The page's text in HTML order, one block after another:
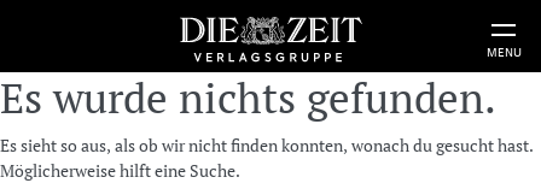
MENU
Es wurde nichts gefunden.
Es sieht so aus, als ob wir nicht finden konnten, wonach du gesucht hast.
Möglicherweise hilft eine Suche.